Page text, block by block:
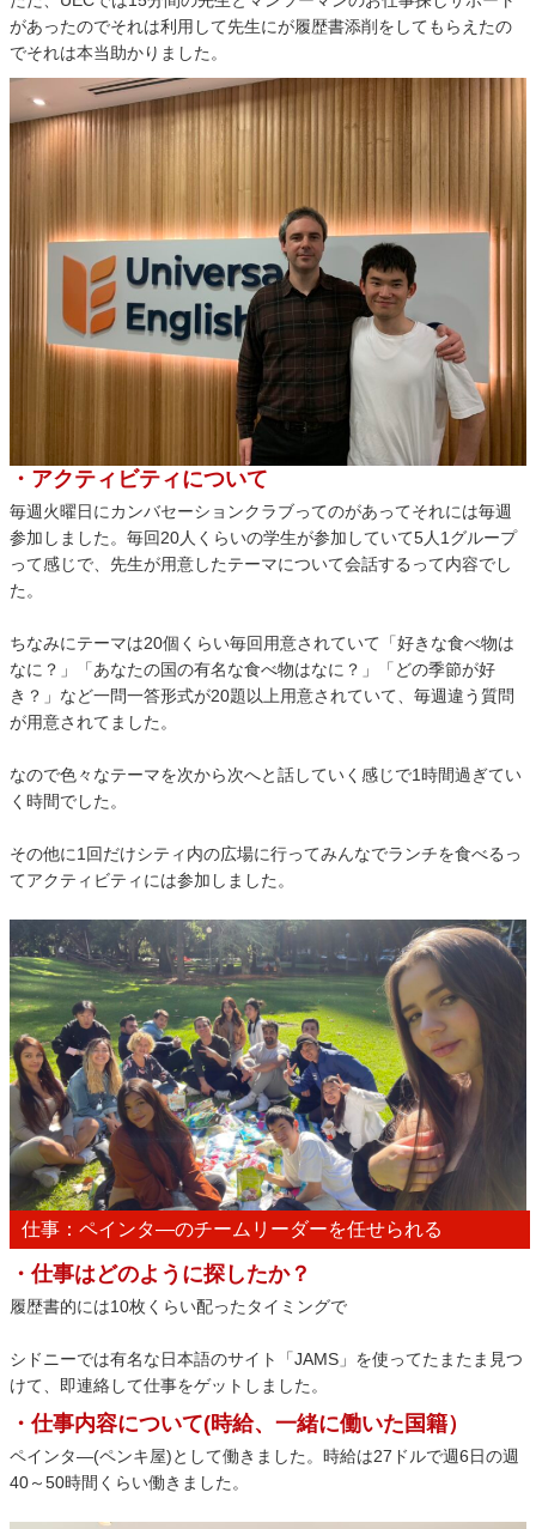
があったのでそれは利用して先生にが履歴書添削をしてもらえたの
でそれは本当助かりました。
・アクティビティについて
毎週火曜日にカンバセーションクラブってのがあってそれには毎週
参加しました。毎回20人くらいの学生が参加していて5人1グループ
って感じで、先生が用意したテーマについて会話するって内容でし
た。
ちなみにテーマは20個くらい毎回用意されていて「好きな食べ物は
なに？」「あなたの国の有名な食べ物はなに？」「どの季節が好
き？」など一問一答形式が20題以上用意されていて、毎週違う質問
が用意されてました。
なので色々なテーマを次から次へと話していく感じで1時間過ぎてい
く時間でした。
その他に1回だけシティ内の広場に行ってみんなでランチを食べるっ
てアクティビティには参加しました。
仕事：ペインタ―のチームリーダーを任せられる
・仕事はどのように探したか？
履歴書的には10枚くらい配ったタイミングで
シドニーでは有名な日本語のサイト「JAMS」を使ってたまたま見つ
けて、即連絡して仕事をゲットしました。
・仕事内容について(時給、一緒に働いた国籍）
ペインタ―(ペンキ屋)として働きました。時給は27ドルで週6日の週
40～50時間くらい働きました。